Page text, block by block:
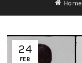
Home
24
FEB